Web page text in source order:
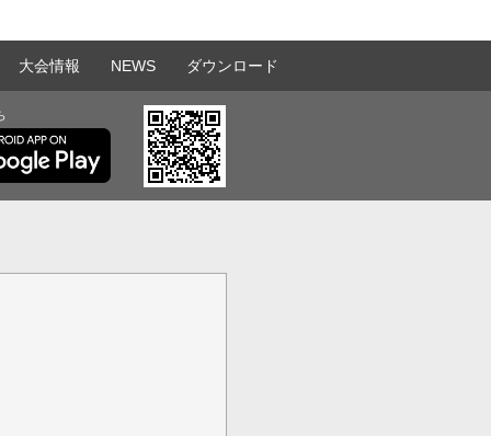
大会情報 NEWS ダウンロード